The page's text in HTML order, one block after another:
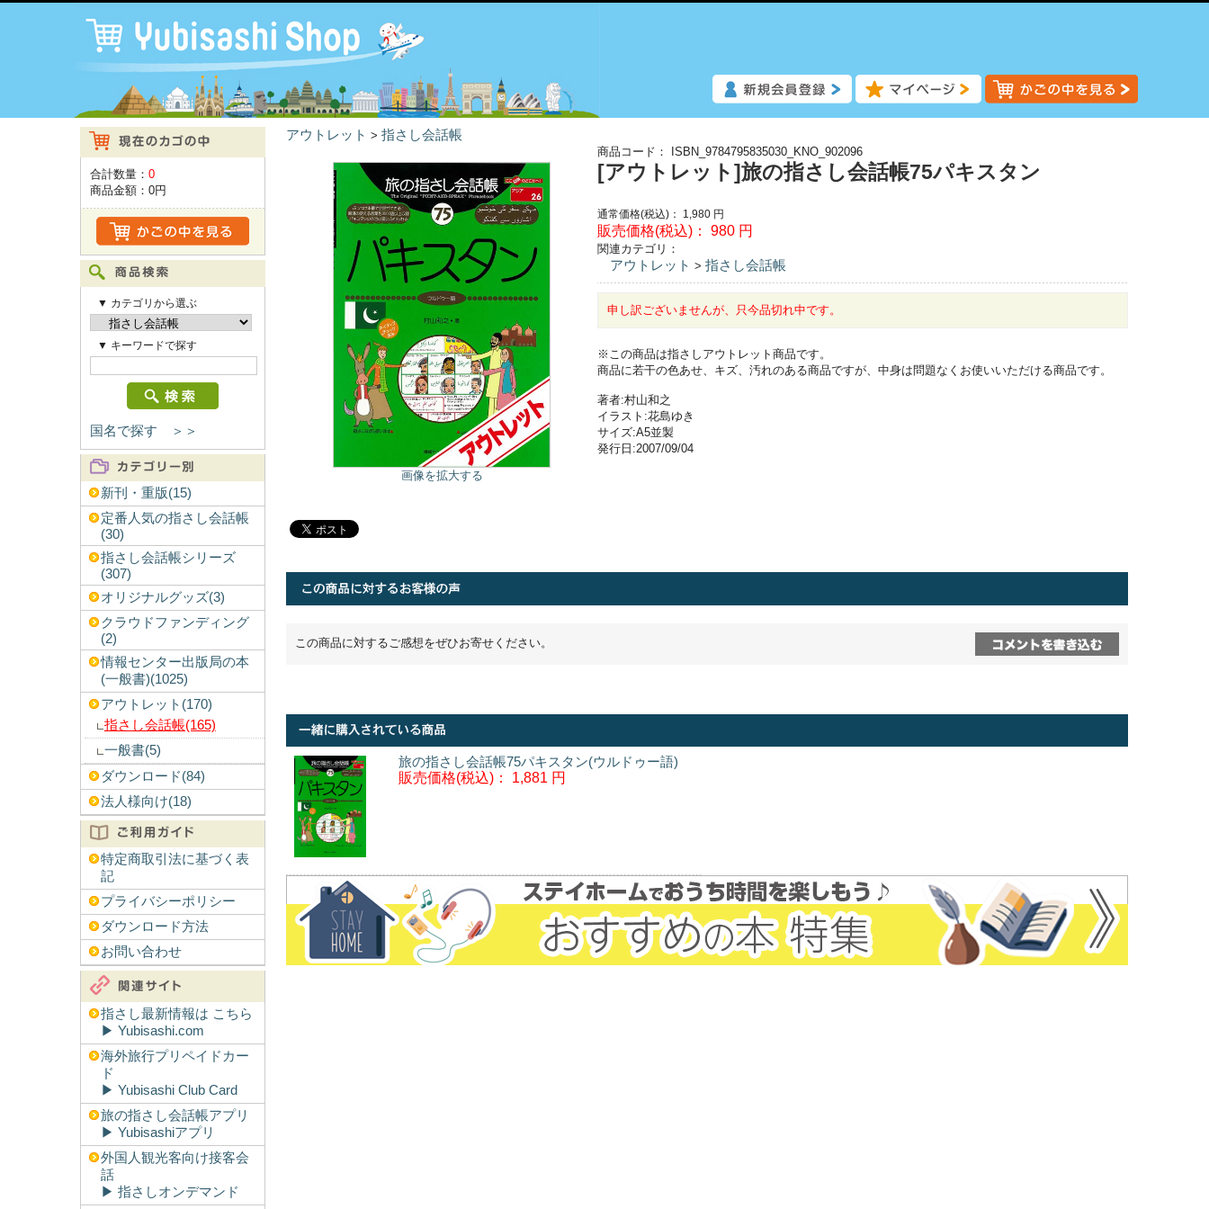
合計数量： 0
商品金額： 0円
▼ カテゴリから選ぶ
▼ キーワードで探す
国名で探す ＞＞
新刊・重版(15)
定番人気の指さし会話帳
(30)
指さし会話帳シリーズ
(307)
オリジナルグッズ(3)
クラウドファンディング
(2)
情報センター出版局の本
(一般書)(1025)
アウトレット(170)
指さし会話帳(165)
一般書(5)
ダウンロード(84)
法人様向け(18)
特定商取引法に基づく表
記
プライバシーポリシー
ダウンロード方法
お問い合わせ
指さし最新情報は こちら
▶︎ Yubisashi.com
海外旅行プリペイドカー
ド
▶︎ Yubisashi Club Card
旅の指さし会話帳アプリ
▶︎ Yubisashiアプリ
外国人観光客向け接客会
話
▶︎ 指さしオンデマンド
アウトレット > 指さし会話帳
画像を拡大する
商品コード： ISBN_9784795835030_KNO_902096
[アウトレット]旅の指さし会話帳75パキスタン
通常価格(税込)： 1,980 円
販売価格(税込)： 980 円
関連カテゴリ：
アウトレット > 指さし会話帳
申し訳ございませんが、只今品切れ中です。
※この商品は指さしアウトレット商品です。
商品に若干の色あせ、キズ、汚れのある商品ですが、中身は問題なくお使いいただける商品です。
著者:村山和之
イラスト:花島ゆき
サイズ:A5並製
発行日:2007/09/04
この商品に対するご感想をぜひお寄せください。
旅の指さし会話帳75パキスタン(ウルドゥー語)
販売価格(税込)： 1,881 円